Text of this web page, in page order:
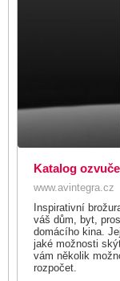
Katalog
www.avintegra.cz
Inspirativní
váš dům, byt,
domácího kina.
jaké možnosti
vám několik
rozpočet.